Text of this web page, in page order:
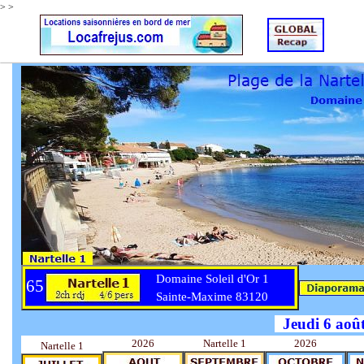
> >
65
Domaine Soleil d'Or 1
Sainte-Maxime 83120
Jeudi 6
Nartelle 1 2026 Nartelle 1 2026